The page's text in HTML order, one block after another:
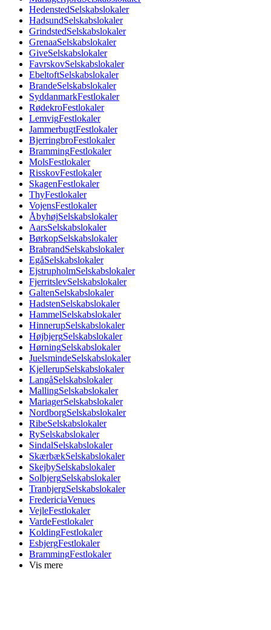
HedenstedSelskabslokaler
HadsundSelskabslokaler
GrindstedSelskabslokaler
GrenaaSelskabslokaler
GiveSelskabslokaler
FavrskovSelskabslokaler
EbeltoftSelskabslokaler
BrandeSelskabslokaler
SyddanmarkFestlokaler
RødekroFestlokaler
LemvigFestlokaler
JammerbugtFestlokaler
BjerringbroFestlokaler
BrammingFestlokaler
MolsFestlokaler
RisskovFestlokaler
SkagenFestlokaler
ThyFestlokaler
VojensFestlokaler
ÅbyhøjSelskabslokaler
AarsSelskabslokaler
BørkopSelskabslokaler
BrabrandSelskabslokaler
EgåSelskabslokaler
EjstrupholmSelskabslokaler
FjerritslevSelskabslokaler
GaltenSelskabslokaler
HadstenSelskabslokaler
HammelSelskabslokaler
HinnerupSelskabslokaler
HøjbjergSelskabslokaler
HørningSelskabslokaler
JuelsmindeSelskabslokaler
KjellerupSelskabslokaler
LangåSelskabslokaler
MallingSelskabslokaler
MariagerSelskabslokaler
NordborgSelskabslokaler
RibeSelskabslokaler
RySelskabslokaler
SindalSelskabslokaler
SkærbækSelskabslokaler
SkejbySelskabslokaler
SolbjergSelskabslokaler
TranbjergSelskabslokaler
FredericiaVenues
VejleFestlokaler
VardeFestlokaler
KoldingFestlokaler
EsbjergFestlokaler
BrammingFestlokaler
Vis mere